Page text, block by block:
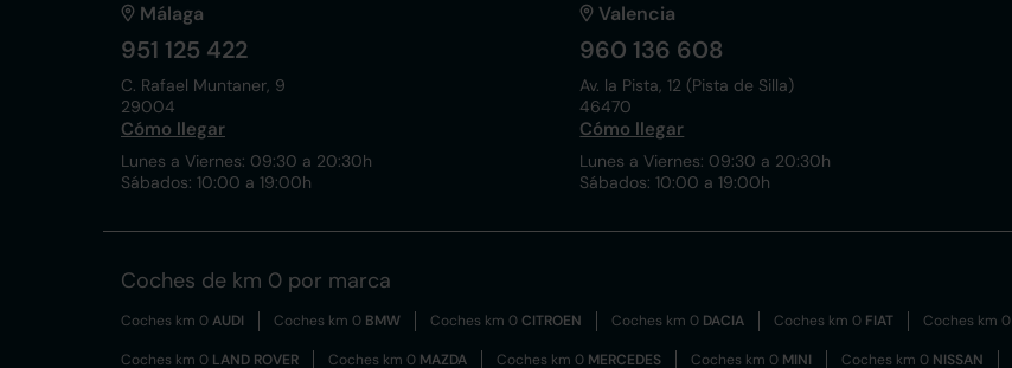
Málaga
951 125 422
C. Rafael Muntaner, 9
29004
Cómo llegar
Lunes a Viernes: 09:30 a 20:30h
Sábados: 10:00 a 19:00h
Valencia
960 136 608
Av. la Pista, 12 (Pista de Silla)
46470
Cómo llegar
Lunes a Viernes: 09:30 a 20:30h
Sábados: 10:00 a 19:00h
Coches de km 0 por marca
Coches km 0AUDI Coches km 0 BMW Coches km 0CITROEN Coches km 0 DACIA Coches km 0 FIAT Coches km 0
Coches km 0 LAND ROVER Coches km 0 MAZDA Coches km 0 MERCEDES Coches km 0 MINI Coches km 0 NISSAN